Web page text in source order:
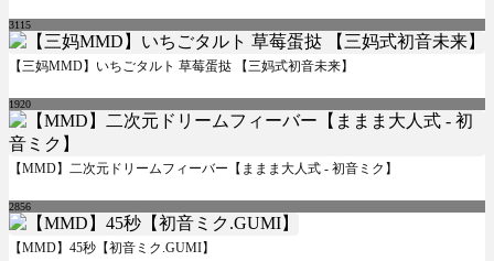
3115
【三妈MMD】いちごタルト 草莓蛋挞 【三妈式初音未来】
1920
【MMD】二次元ドリームフィーバー【ままま大人式 - 初音ミク】
2856
【MMD】45秒【初音ミク.GUMI】